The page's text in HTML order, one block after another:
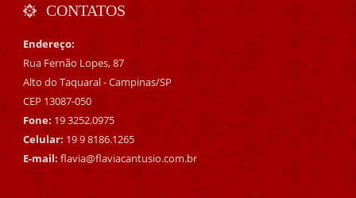
CONTATOS
Endereço:
Rua Fernão Lopes, 87
Alto do Taquaral - Campinas/SP
CEP 13087-050
Fone: 19 3252.0975
Celular: 19 9 8186.1265
E-mail: flavia@flaviacantusio.com.br